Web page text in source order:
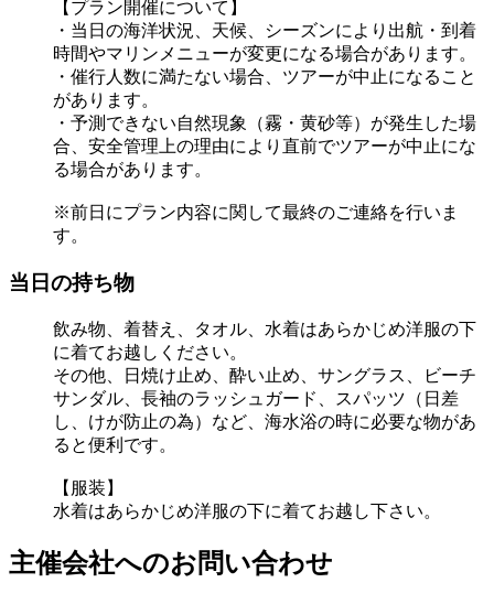
【プラン開催について】
・当日の海洋状況、天候、シーズンにより出航・到着
時間やマリンメニューが変更になる場合があります。
・催行人数に満たない場合、ツアーが中止になること
があります。
・予測できない自然現象（霧・黄砂等）が発生した場
合、安全管理上の理由により直前でツアーが中止にな
る場合があります。
※前日にプラン内容に関して最終のご連絡を行いま
す。
当日の持ち物
飲み物、着替え、タオル、水着はあらかじめ洋服の下
に着てお越しください。
その他、日焼け止め、酔い止め、サングラス、ビーチ
サンダル、長袖のラッシュガード、スパッツ（日差
し、けが防止の為）など、海水浴の時に必要な物があ
ると便利です。
【服装】
水着はあらかじめ洋服の下に着てお越し下さい。
主催会社へのお問い合わせ